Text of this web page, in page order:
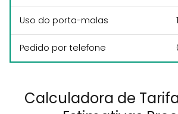
Uso do porta-malas
Pedido por telefone
Calculadora de